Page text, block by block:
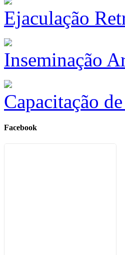
Ejaculação
Inseminação
Capacitação
Facebook